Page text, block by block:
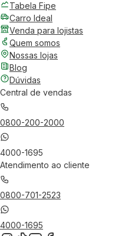
Tabela Fipe
Carro Ideal
Venda para lojistas
Quem somos
Nossas lojas
Blog
Dúvidas
Central de vendas
0800-200-2000
4000-1695
Atendimento ao cliente
0800-701-2523
4000-1695